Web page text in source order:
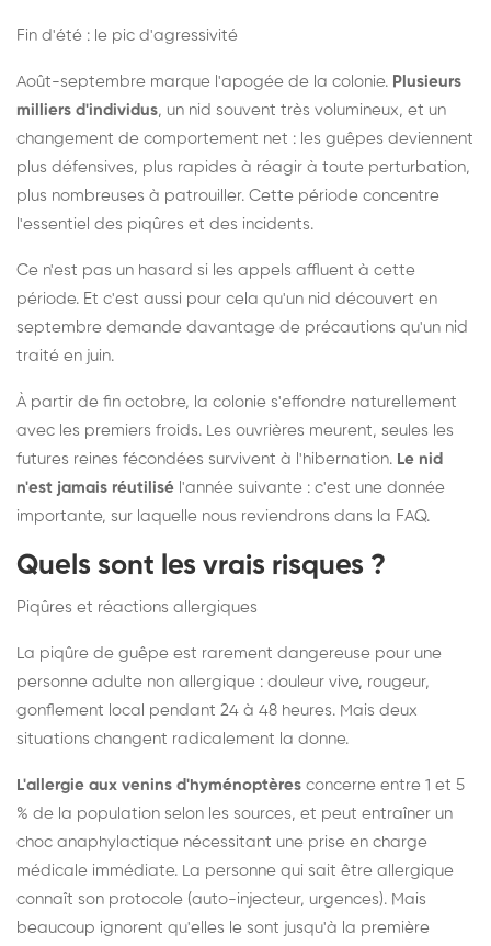
Fin d'été : le pic d'agressivité
Août-septembre marque l'apogée de la colonie. Plusieurs
milliers d'individus, un nid souvent très volumineux, et un
changement de comportement net : les guêpes deviennent
plus défensives, plus rapides à réagir à toute perturbation,
plus nombreuses à patrouiller. Cette période concentre
l'essentiel des piqûres et des incidents.
Ce n'est pas un hasard si les appels affluent à cette
période. Et c'est aussi pour cela qu'un nid découvert en
septembre demande davantage de précautions qu'un nid
traité en juin.
À partir de fin octobre, la colonie s'effondre naturellement
avec les premiers froids. Les ouvrières meurent, seules les
futures reines fécondées survivent à l'hibernation. Le nid
n'est jamais réutilisé l'année suivante : c'est une donnée
importante, sur laquelle nous reviendrons dans la FAQ.
Quels sont les vrais risques ?
Piqûres et réactions allergiques
La piqûre de guêpe est rarement dangereuse pour une
personne adulte non allergique : douleur vive, rougeur,
gonflement local pendant 24 à 48 heures. Mais deux
situations changent radicalement la donne.
L'allergie aux venins d'hyménoptères concerne entre 1 et 5
% de la population selon les sources, et peut entraîner un
choc anaphylactique nécessitant une prise en charge
médicale immédiate. La personne qui sait être allergique
connaît son protocole (auto-injecteur, urgences). Mais
beaucoup ignorent qu'elles le sont jusqu'à la première